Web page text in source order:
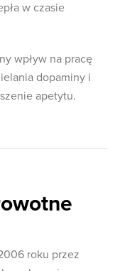
w czasie
wpływ na pracę
dopaminy i
apetytu.
roku przez